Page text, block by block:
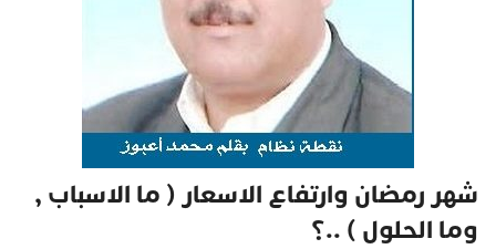
شهر رمضان وارتفاع الاسعار ( ما الاسباب ,
وما الحلول ) ..؟